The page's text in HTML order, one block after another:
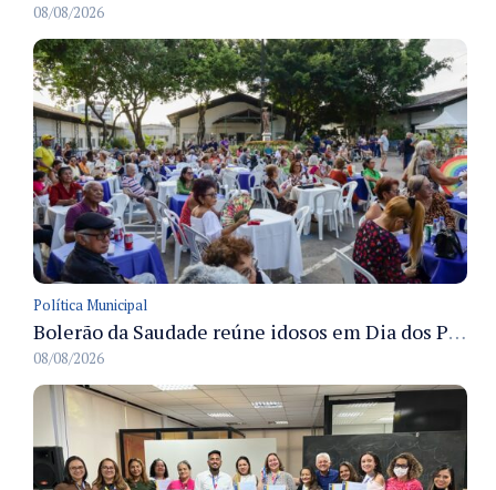
08/08/2026
Política Municipal
Bolerão da Saudade reúne idosos em Dia dos Pais promovido pela Fundação Dr. Thomas em Manaus
08/08/2026